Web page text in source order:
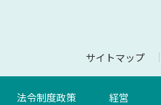
サイトマップ
法令制度政策 経営